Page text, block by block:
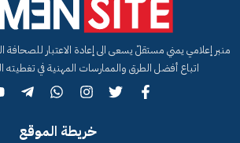
منبر إعلامي يمني مستقلّ يسعى الى إعادة الاعتبار
اتباع أفضل الطرق والممارسات المهنية في تغطيته
خريطة الموقع